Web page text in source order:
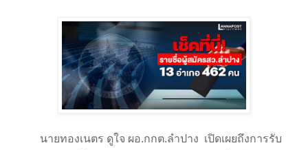
นายทองเนตร ดูใจ ผอ.กกต.ลำปาง เปิดเผยถึงการรับ